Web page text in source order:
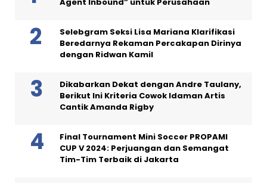
Selebgram Seksi Lisa Mariana Klarifikasi
Beredarnya Rekaman Percakapan Dirinya
dengan Ridwan Kamil
Dikabarkan Dekat dengan Andre Taulany,
Berikut Ini Kriteria Cowok Idaman Artis
Cantik Amanda Rigby
Final Tournament Mini Soccer PROPAMI
CUP V 2024: Perjuangan dan Semangat
Tim-Tim Terbaik di Jakarta